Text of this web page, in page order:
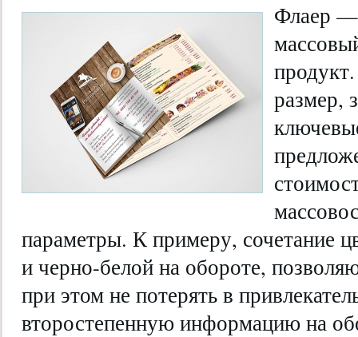
Флаер —
размер,
параметры. К примеру, сочетание
и черно-белой на обороте,
при этом не потерять в
второстепенную информацию на